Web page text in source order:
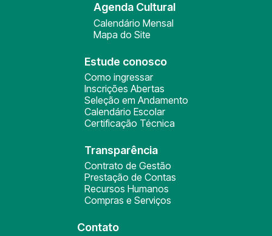
Agenda Cultural
Calendário Mensal
Mapa do Site
Estude conosco
Como ingressar
Inscrições Abertas
Seleção em Andamento
Calendário Escolar
Certificação Técnica
Transparência
Contrato de Gestão
Prestação de Contas
Recursos Humanos
Compras e Serviços
Contato